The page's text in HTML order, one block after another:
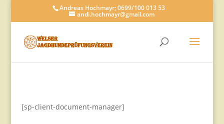
Andreas Hochmayr; 0699/100 013 53
andi.hochmayr@gmail.com
[sp-client-document-manager]